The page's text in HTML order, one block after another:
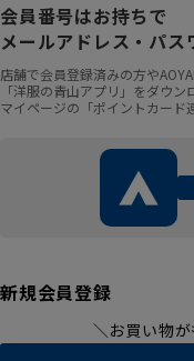
会員番号はお持ちで
メールアドレス・パ
店舗で会員登録済みの方や
「洋服の青山アプリ」をダウ
マイページの「ポイントカード
新規会員登録
＼お買い物